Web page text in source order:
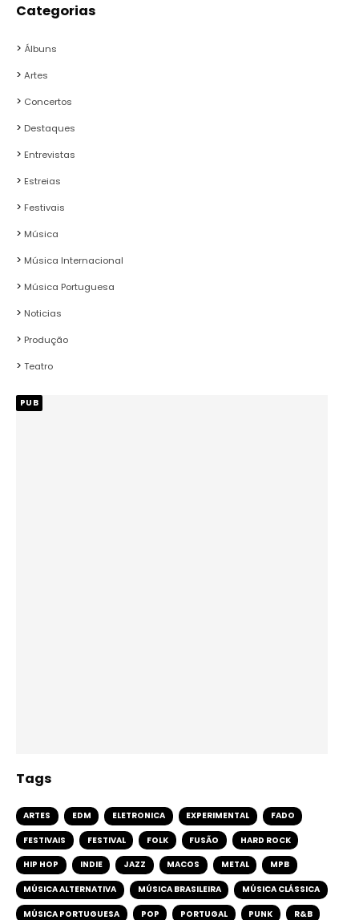
Categorias
Álbuns
Artes
Concertos
Destaques
Entrevistas
Estreias
Festivais
Música
Música Internacional
Música Portuguesa
Noticias
Produção
Teatro
PUB
Tags
ARTES EDM ELETRONICA EXPERIMENTAL FADO
FESTIVAIS FESTIVAL FOLK FUSÃO HARD ROCK
HIP HOP INDIE JAZZ MACOS METAL MPB
MÚSICA ALTERNATIVA MÚSICA BRASILEIRA MÚSICA CLÁSSICA
MÚSICA PORTUGUESA POP PORTUGAL PUNK R&B